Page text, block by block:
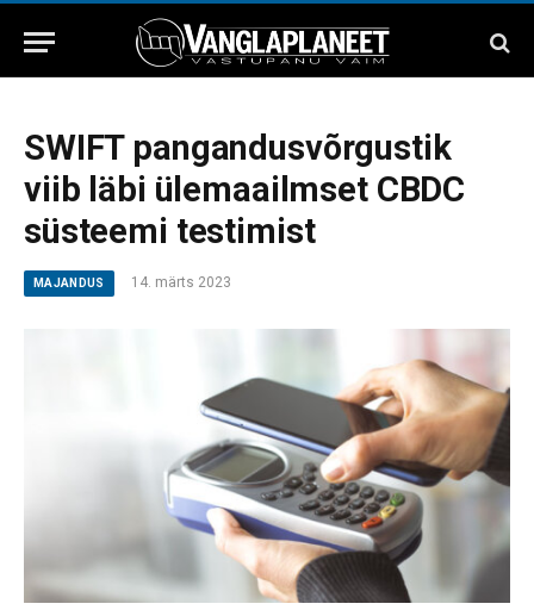
SWIFT pangandusvõrgustik
viib läbi ülemaailmset CBDC
süsteemi testimist
MAJANDUS 14. märts 2023